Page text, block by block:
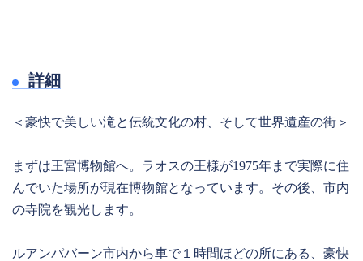
詳細
＜豪快で美しい滝と伝統文化の村、そして世界遺産の街＞
まずは王宮博物館へ。ラオスの王様が1975年まで実際に住
んでいた場所が現在博物館となっています。その後、市内
の寺院を観光します。
ルアンパバーン市内から車で１時間ほどの所にある、豪快